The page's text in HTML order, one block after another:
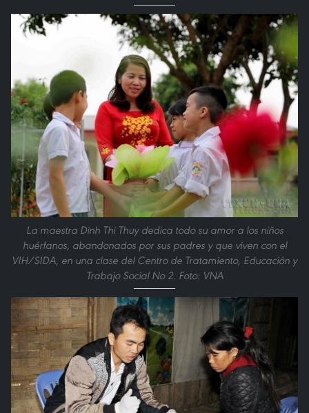
La maestra Dinh Thi Thuy dedica todo su amor a los niños
huérfanos, abandonados por sus padres y que viven con el
VIH/SIDA, en una clase del Centro de Tratamiento, Educación y
Trabajo Social No 2. Foto: VNA